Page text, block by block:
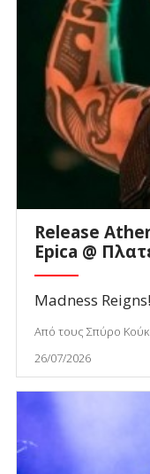
Release
Epica @
Madness Reigns!
Από τους Σπύρο
26/07/2026